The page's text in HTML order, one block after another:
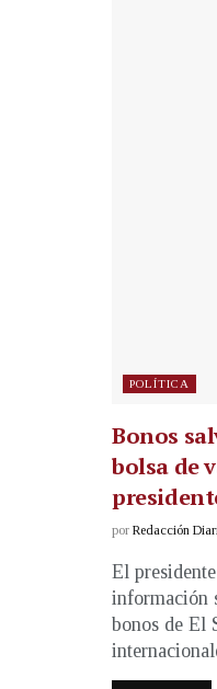
POLÍTICA
Bonos
bolsa de
por Redacción
El
información
bonos de El